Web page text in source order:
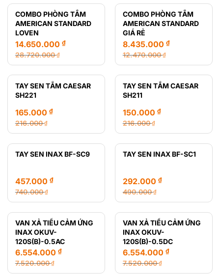
COMBO PHÒNG TẮM
AMERICAN STANDARD
LOVEN
28.720.000₫
Giá
gốc
là:
28.720.000 ₫.
14.650.000 ₫
Giá
hiện
tại
là:
COMBO PHÒNG TẮM
AMERICAN STANDARD
GIÁ RẺ
12.470.000₫
Giá
gốc
là:
12.470.000 ₫.
8.435.000 ₫
Giá
hiện
tại
là:
TAY SEN TẮM CAESAR
SH221
216.000₫
Giá
gốc
là:
165.000 ₫
Giá
hiện
tại
TAY SEN TẮM CAESAR
SH211
216.000₫
Giá
gốc
là:
150.000 ₫
Giá
hiện
tại
TAY SEN INAX BF-SC9
740.000₫
Giá
gốc
là:
740.000 ₫.
457.000 ₫
Giá
hiện
tại
là:
457.000 ₫.
TAY SEN INAX BF-SC1
490.000₫
Giá
gốc
là:
490.000 ₫.
292.000 ₫
Giá
hiện
tại
là:
292.000 ₫.
VAN XẢ TIỂU CẢM ỨNG
INAX OKUV-
120S(B)-0.5AC
7.520.000₫
Giá
6.554.000 ₫
Giá
VAN XẢ TIỂU CẢM ỨNG
INAX OKUV-
120S(B)-0.5DC
7.520.000₫
Giá
6.554.000 ₫
Giá